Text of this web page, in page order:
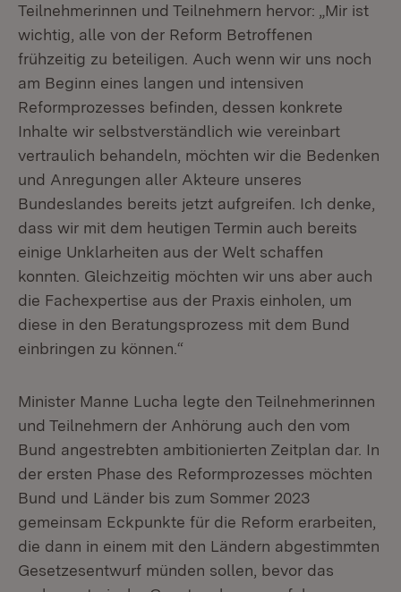
Teilnehmerinnen und Teilnehmern hervor: „Mir ist
wichtig, alle von der Reform Betroffenen
frühzeitig zu beteiligen. Auch wenn wir uns noch
am Beginn eines langen und intensiven
Reformprozesses befinden, dessen konkrete
Inhalte wir selbstverständlich wie vereinbart
vertraulich behandeln, möchten wir die Bedenken
und Anregungen aller Akteure unseres
Bundeslandes bereits jetzt aufgreifen. Ich denke,
dass wir mit dem heutigen Termin auch bereits
einige Unklarheiten aus der Welt schaffen
konnten. Gleichzeitig möchten wir uns aber auch
die Fachexpertise aus der Praxis einholen, um
diese in den Beratungsprozess mit dem Bund
einbringen zu können.“
Minister Manne Lucha legte den Teilnehmerinnen
und Teilnehmern der Anhörung auch den vom
Bund angestrebten ambitionierten Zeitplan dar. In
der ersten Phase des Reformprozesses möchten
Bund und Länder bis zum Sommer 2023
gemeinsam Eckpunkte für die Reform erarbeiten,
die dann in einem mit den Ländern abgestimmten
Gesetzesentwurf münden sollen, bevor das